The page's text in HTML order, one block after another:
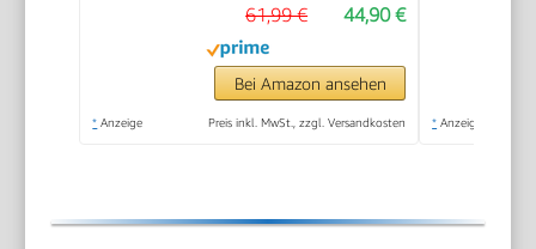
SplashControl, Inkl.
600ml Becher, Weiß
44,90 €
61,99 €
Bei Amazon ansehen
* Anzeige Preis inkl. MwSt., zzgl. Versandkosten * Anzeige